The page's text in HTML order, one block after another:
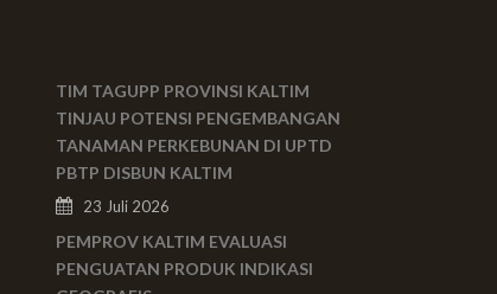
TIM TAGUPP PROVINSI KALTIM
TINJAU POTENSI PENGEMBANGAN
TANAMAN PERKEBUNAN DI UPTD
PBTP DISBUN KALTIM
23 Juli 2026
PEMPROV KALTIM EVALUASI
PENGUATAN PRODUK INDIKASI